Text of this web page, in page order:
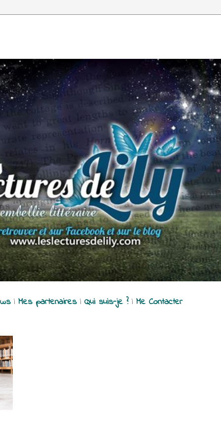
| Mes partenaires| Qui suis-je ?| Me Contacter